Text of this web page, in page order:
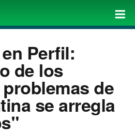
Perfil:
de los
de
se arregla